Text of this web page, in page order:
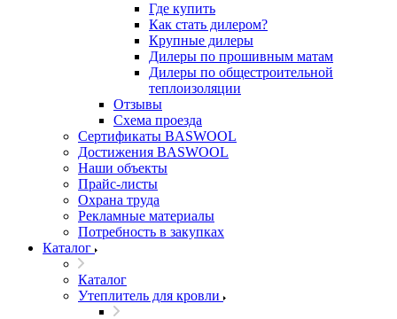
Где купить
Как стать дилером?
Крупные дилеры
Дилеры по прошивным матам
Дилеры по общестроительной
теплоизоляции
Отзывы
Схема проезда
Сертификаты BASWOOL
Достижения BASWOOL
Наши объекты
Прайс-листы
Охрана труда
Рекламные материалы
Потребность в закупках
Каталог
Каталог
Утеплитель для кровли